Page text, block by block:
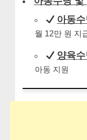
아동
월 12만 원 지
양육
아동 지원